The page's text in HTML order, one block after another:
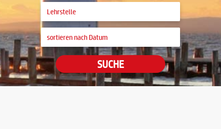
SUCHE